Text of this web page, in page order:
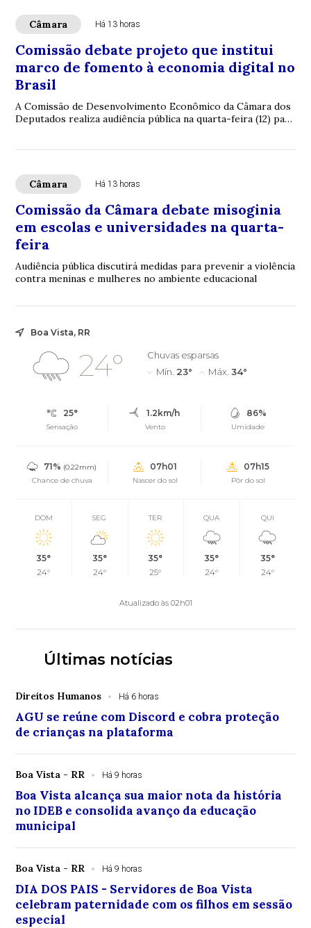
Câmara Há 13 horas
Comissão debate projeto que institui
marco de fomento à economia digital no
Brasil
A Comissão de Desenvolvimento Econômico da Câmara dos
Deputados realiza audiência pública na quarta-feira (12) para
Câmara Há 13 horas
Comissão da Câmara debate misoginia
em escolas e universidades na quarta-
feira
Audiência pública discutirá medidas para prevenir a violência
contra meninas e mulheres no ambiente educacional
Boa Vista, RR
24°
Chuvas esparsas
Mín. 23° Máx. 34°
25°
Sensação
1.2km/h
Vento
86%
Umidade
71% (0.22mm)
Chance de chuva
07h01
Nascer do sol
07h15
Pôr do sol
DOM
35°
24°
SEG
35°
24°
TER
35°
25°
QUA
35°
24°
QUI
35°
24°
Atualizado às 02h01
Últimas notícias
Direitos Humanos Há 6 horas
AGU se reúne com Discord e cobra proteção
de crianças na plataforma
Boa Vista - RR Há 9 horas
Boa Vista alcança sua maior nota da história
no IDEB e consolida avanço da educação
municipal
Boa Vista - RR Há 9 horas
DIA DOS PAIS - Servidores de Boa Vista
celebram paternidade com os filhos em sessão
especial